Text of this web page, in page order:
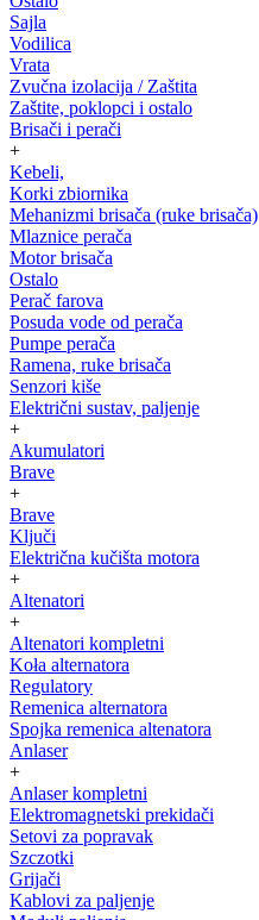
Sajla
Vodilica
Vrata
Zvučna izolacija / Zaštita
Zaštite, poklopci i ostalo
Brisači i perači
+
Kebeli,
Korki zbiornika
Mehanizmi brisača (ruke brisača)
Mlaznice perača
Motor brisača
Ostalo
Perač farova
Posuda vode od perača
Pumpe perača
Ramena, ruke brisača
Senzori kiše
Električni sustav, paljenje
+
Akumulatori
Brave
+
Brave
Ključi
Električna kučišta motora
+
Altenatori
+
Altenatori kompletni
Koła alternatora
Regulatory
Remenica alternatora
Spojka remenica altenatora
Anlaser
+
Anlaser kompletni
Elektromagnetski prekidači
Setovi za popravak
Szczotki
Grijači
Kablovi za paljenje